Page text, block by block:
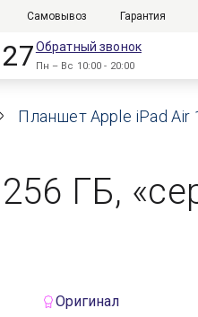
Самовывоз Гарантия
Обратный звонок
Пн – Вс 10:00 - 20:00
Планшет Apple iPad Air
ГБ,
Оригинал